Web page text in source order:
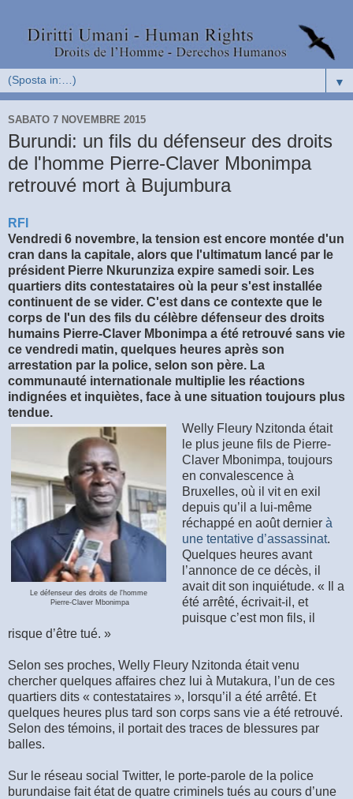
▼
SABATO 7 NOVEMBRE 2015
Burundi: un fils du défenseur des droits
de l'homme Pierre-Claver Mbonimpa
retrouvé mort à Bujumbura
RFI
Vendredi 6 novembre, la tension est encore montée d'un
cran dans la capitale, alors que l'ultimatum lancé par le
président Pierre Nkurunziza expire samedi soir. Les
quartiers dits contestataires où la peur s'est installée
continuent de se vider. C'est dans ce contexte que le
corps de l'un des fils du célèbre défenseur des droits
humains Pierre-Claver Mbonimpa a été retrouvé sans vie
ce vendredi matin, quelques heures après son
arrestation par la police, selon son père. La
communauté internationale multiplie les réactions
indignées et inquiètes, face à une situation toujours plus
tendue.
Le défenseur des droits de l'homme
Pierre-Claver Mbonimpa
Welly Fleury Nzitonda était
le plus jeune fils de Pierre-
Claver Mbonimpa, toujours
en convalescence à
Bruxelles, où il vit en exil
depuis qu’il a lui-même
réchappé en août dernierà
une tentative d’assassinat.
Quelques heures avant
l’annonce de ce décès, il
avait dit son inquiétude. « Il a
été arrêté, écrivait-il, et
puisque c’est mon fils, il
risque d’être tué. »
Selon ses proches, Welly Fleury Nzitonda était venu
chercher quelques affaires chez lui à Mutakura, l’un de ces
quartiers dits « contestataires », lorsqu’il a été arrêté. Et
quelques heures plus tard son corps sans vie a été retrouvé.
Selon des témoins, il portait des traces de blessures par
balles.
Sur le réseau social Twitter, le porte-parole de la police
burundaise fait état de quatre criminels tués au cours d’une